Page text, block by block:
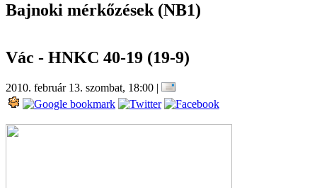
Bajnoki mérkőzések (NB1)
Vác - HNKC 40-19 (19-9)
2010. február 13. szombat, 18:00 |